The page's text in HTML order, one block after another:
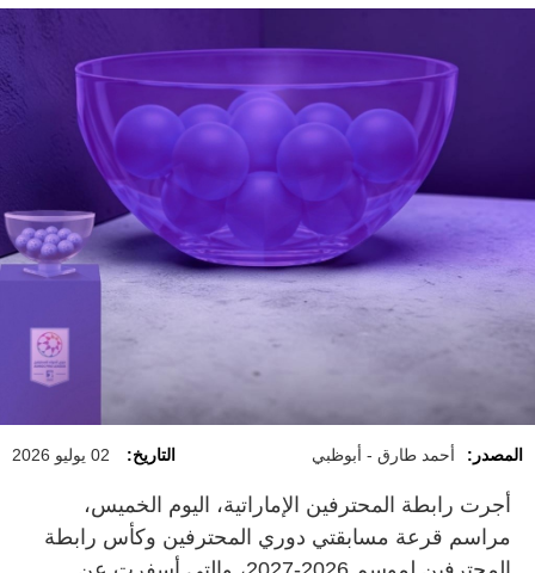
المصدر: أحمد طارق - أبوظبي التاريخ: 02 يوليو 2026
أجرت رابطة المحترفين الإماراتية، اليوم الخميس،
مراسم قرعة مسابقتي دوري المحترفين وكأس رابطة